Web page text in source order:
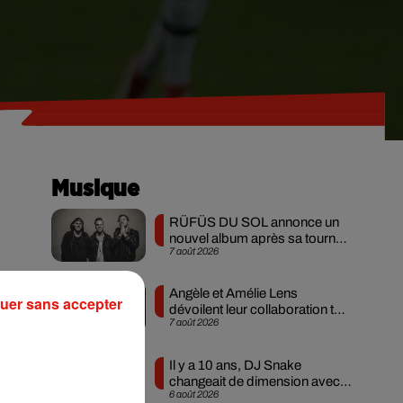
Musique
7 août 2026
RÜFÜS DU SOL annonce un
nouvel album après sa tournée
mondiale
7 août 2026
Angèle et Amélie Lens
dévoilent leur collaboration tant
attendue
6 août 2026
Il y a 10 ans, DJ Snake
changeait de dimension avec
son premier...
sans accepter